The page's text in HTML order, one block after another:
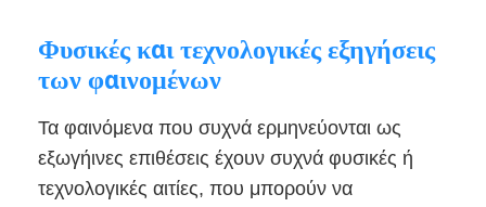
Φυσικές και τεχνολογικές εξηγήσεις
των φαινομένων
Τα φαινόμενα που συχνά ερμηνεύονται ως
εξωγήινες επιθέσεις έχουν συχνά φυσικές ή
τεχνολογικές αιτίες, που μπορούν να